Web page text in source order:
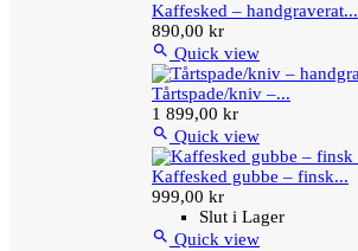
Kaffesked – handgraverat...
890,00 kr
 Quick view
Tårtspade/kniv –...
1 899,00 kr
 Quick view
Kaffesked gubbe – finsk...
999,00 kr
Slut i Lager
 Quick view